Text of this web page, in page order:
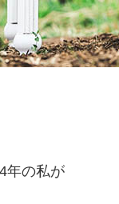
年の私が